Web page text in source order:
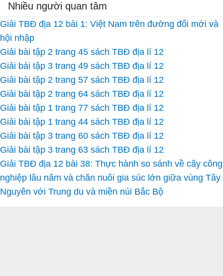
Nhiều người quan tâm
Giải TBĐ địa 12 bài 1: Việt Nam trên đường đổi mới và
hội nhập
Giải bài tập 2 trang 45 sách TBĐ địa lí 12
Giải bài tập 3 trang 49 sách TBĐ địa lí 12
Giải bài tập 2 trang 57 sách TBĐ địa lí 12
Giải bài tập 2 trang 64 sách TBĐ địa lí 12
Giải bài tập 1 trang 77 sách TBĐ địa lí 12
Giải bài tập 1 trang 44 sách TBĐ địa lí 12
Giải bài tập 3 trang 60 sách TBĐ địa lí 12
Giải bài tập 3 trang 63 sách TBĐ địa lí 12
Giải TBĐ địa 12 bài 38: Thực hành so sánh về cây công
nghiệp lâu năm và chăn nuôi gia súc lớn giữa vùng Tây
Nguyên với Trung du và miền núi Bắc Bộ